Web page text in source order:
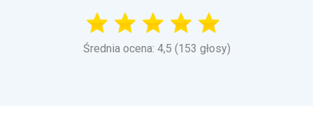
Średnia ocena: 4,5 (153 głosy)